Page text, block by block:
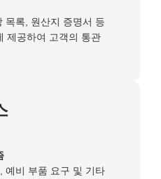
목록, 원산지 증명서 등
제공하여 고객의 통관
예비 부품 요구 및 기타